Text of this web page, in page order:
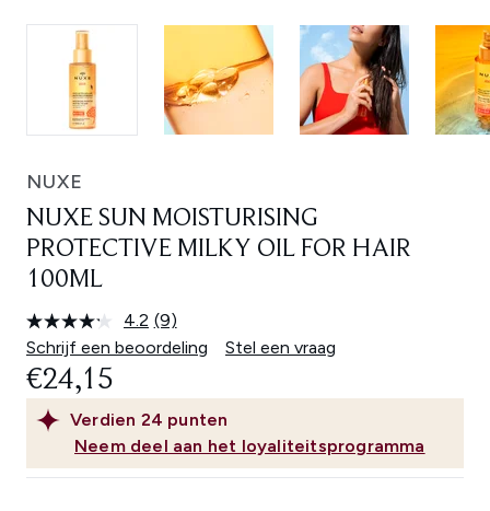
NUXE
NUXE SUN MOISTURISING
PROTECTIVE MILKY OIL FOR HAIR
100ML
4.2 Lees
9
beoordelingen.
paginalink.
(9)
Schrijf een beoordeling
Stel een vraag
Verdien 24 punten
Neem deel aan het loyaliteitsprogramma
€24,15